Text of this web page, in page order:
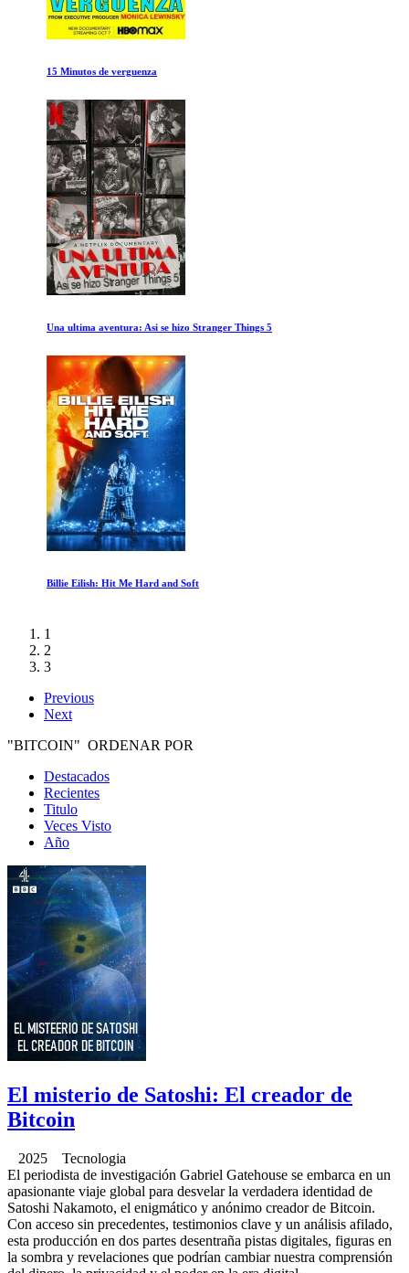
15 Minutos de verguenza
Una ultima aventura: Asi se hizo Stranger Things 5
Billie Eilish: Hit Me Hard and Soft
1
2
3
Previous
Next
"BITCOIN" ORDENAR POR
Destacados
Recientes
Titulo
Veces Visto
Año
El misterio de Satoshi: El creador de
Bitcoin
2025 Tecnologia
El periodista de investigación Gabriel Gatehouse se embarca en un
apasionante viaje global para desvelar la verdadera identidad de
Satoshi Nakamoto, el enigmático y anónimo creador de Bitcoin.
Con acceso sin precedentes, testimonios clave y un análisis afilado,
esta producción en dos partes desentraña pistas digitales, figuras en
la sombra y revelaciones que podrían cambiar nuestra comprensión